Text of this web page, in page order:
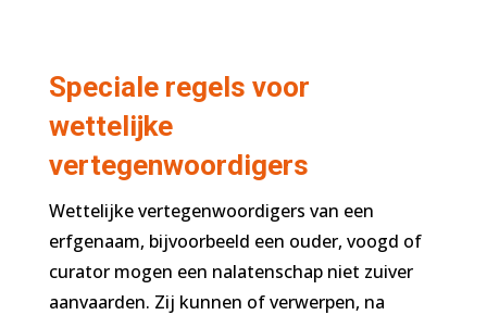
Speciale regels voor
wettelijke
vertegenwoordigers
Wettelijke vertegenwoordigers van een
erfgenaam, bijvoorbeeld een ouder, voogd of
curator mogen een nalatenschap niet zuiver
aanvaarden. Zij kunnen of verwerpen, na